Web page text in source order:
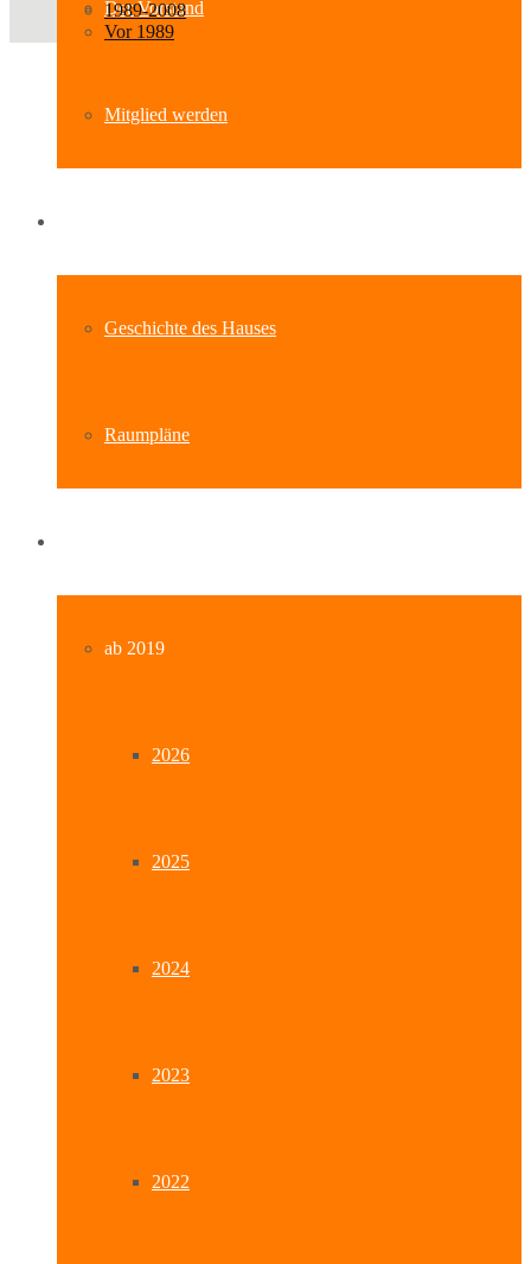
Der Vorstand
Mitglied werden
Geschichte des Hauses
Raumpläne
ab 2019
2026
2025
2024
2023
2022
1989-2008
Vor 1989